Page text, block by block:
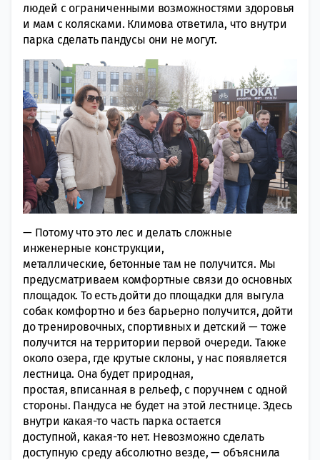
людей с ограниченными возможностями здоровья
и мам с колясками. Климова ответила, что внутри
парка сделать пандусы они не могут.
— Потому что это лес и делать сложные
инженерные конструкции,
металлические, бетонные там не получится. Мы
предусматриваем комфортные связи до основных
площадок. То есть дойти до площадки для выгула
собак комфортно и без барьерно получится, дойти
до тренировочных, спортивных и детский — тоже
получится на территории первой очереди. Также
около озера, где крутые склоны, у нас появляется
лестница. Она будет природная,
простая, вписанная в рельеф, с поручнем с одной
стороны. Пандуса не будет на этой лестнице. Здесь
внутри какая-то часть парка остается
доступной, какая-то нет. Невозможно сделать
доступную среду абсолютно везде, — объяснила